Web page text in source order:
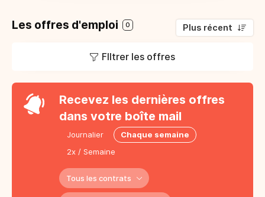
Les offres d'emploi 0 Plus récent
FIltrer les offres
Recevez les dernières offres
dans votre boîte mail
Journalier
Chaque semaine
2x / Semaine
Tous les contrats